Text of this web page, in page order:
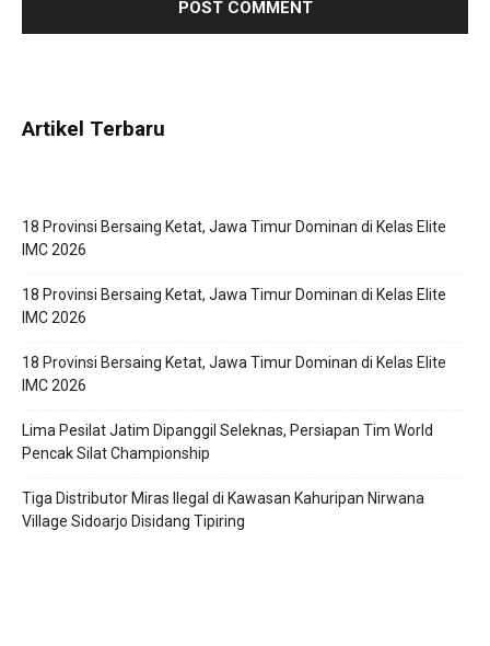
Artikel Terbaru
18 Provinsi Bersaing Ketat, Jawa Timur Dominan di Kelas Elite
IMC 2026
18 Provinsi Bersaing Ketat, Jawa Timur Dominan di Kelas Elite
IMC 2026
18 Provinsi Bersaing Ketat, Jawa Timur Dominan di Kelas Elite
IMC 2026
Lima Pesilat Jatim Dipanggil Seleknas, Persiapan Tim World
Pencak Silat Championship
Tiga Distributor Miras Ilegal di Kawasan Kahuripan Nirwana
Village Sidoarjo Disidang Tipiring